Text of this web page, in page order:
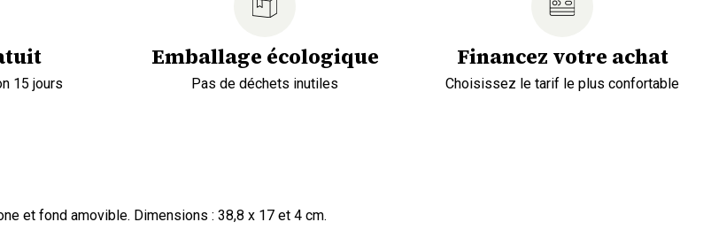
15 jours
Emballage écologique
Pas de déchets inutiles
Financez votre achat
Choisissez le tarif le plus confortable
et fond amovible. Dimensions : 38,8 x 17 et 4 cm.